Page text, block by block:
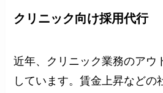
クリニック向け採用代行
近年、クリニック業務のアウ
しています。賃金上昇などの